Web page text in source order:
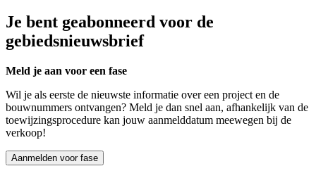
Je bent geabonneerd voor de
gebiedsnieuwsbrief
Meld je aan voor een fase
Wil je als eerste de nieuwste informatie over een project en de
bouwnummers ontvangen? Meld je dan snel aan, afhankelijk van de
toewijzingsprocedure kan jouw aanmelddatum meewegen bij de
verkoop!
Aanmelden voor fase